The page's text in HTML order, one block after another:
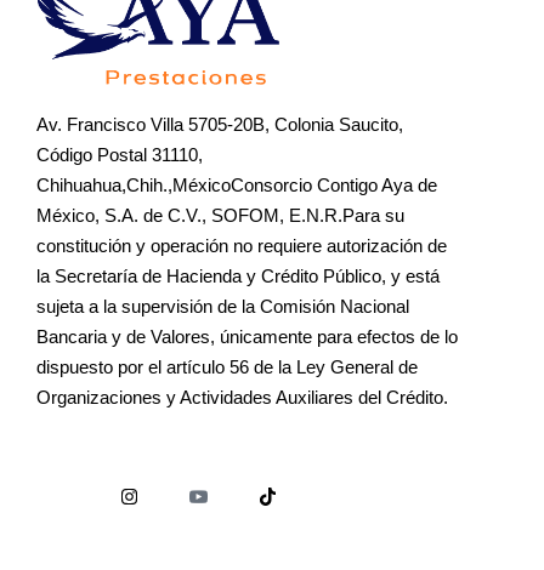
Av. Francisco Villa 5705-20B, Colonia Saucito,
Código Postal 31110,
Chihuahua,Chih.,MéxicoConsorcio Contigo Aya de
México, S.A. de C.V., SOFOM, E.N.R.Para su
constitución y operación no requiere autorización de
la Secretaría de Hacienda y Crédito Público, y está
sujeta a la supervisión de la Comisión Nacional
Bancaria y de Valores, únicamente para efectos de lo
dispuesto por el artículo 56 de la Ley General de
Organizaciones y Actividades Auxiliares del Crédito.